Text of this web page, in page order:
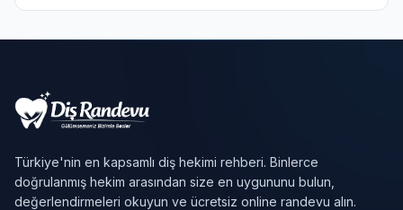
Türkiye'nin en kapsamlı diş hekimi rehberi. Binlerce
doğrulanmış hekim arasından size en uygununu bulun,
değerlendirmeleri okuyun ve ücretsiz online randevu alın.